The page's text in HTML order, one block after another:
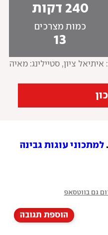
240 דקות
כמות מצרכים
13
גם בווטסאפ
הוספת תגובה